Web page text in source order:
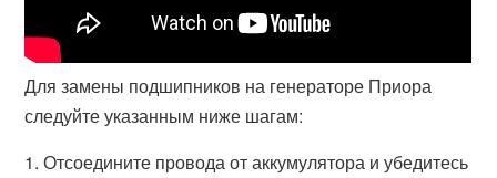
Для замены подшипников на генераторе Приора
следуйте указанным ниже шагам:
1. Отсоедините провода от аккумулятора и убедитесь